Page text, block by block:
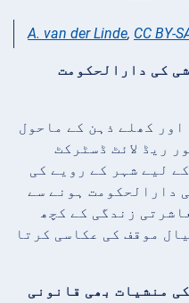
A. van der Linde, CC BY-
کی دارالحکومت
کھلے ذہن کے ماحول
ریڈ لائٹ ڈسٹرکٹ
لیے شہر کے رویے کی
دارالحکومت ہونے سے
زندگی کے کچھ
موقف کی عکاسی کرتا
منشیات بھی قانونی